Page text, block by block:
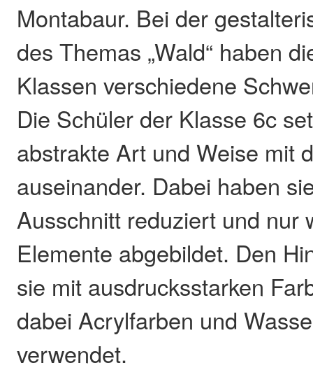
Montabaur. Bei der
des Themas „Wald“ haben
Klassen verschiedene
Die Schüler der Klasse 6c
abstrakte Art und Weise mit
auseinander. Dabei haben
Ausschnitt reduziert und nur
Elemente abgebildet. Den
sie mit ausdrucksstarken
dabei Acrylfarben und
verwendet.